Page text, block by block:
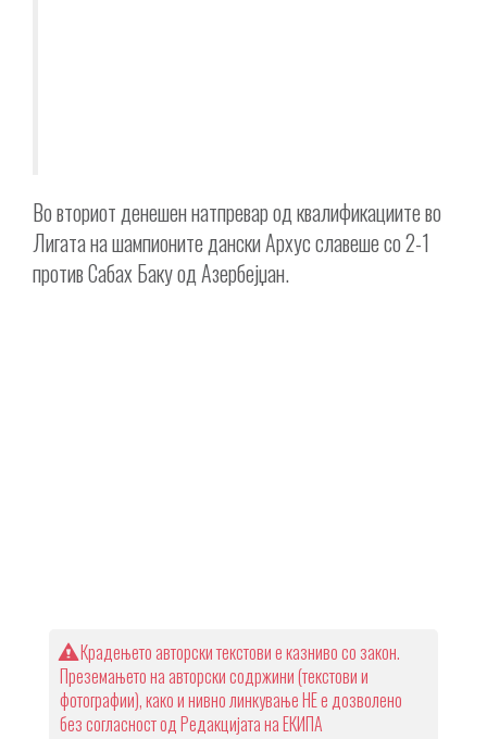
Во вториот денешен натпревар од квалификациите во
Лигата на шампионите дански Архус славеше со 2-1
против Сабах Баку од Азербејџан.
Крадењето авторски текстови е казниво со закон.
Преземањето на авторски содржини (текстови и
фотографии), како и нивно линкување НЕ е дозволено
без согласност од Редакцијата на ЕКИПА